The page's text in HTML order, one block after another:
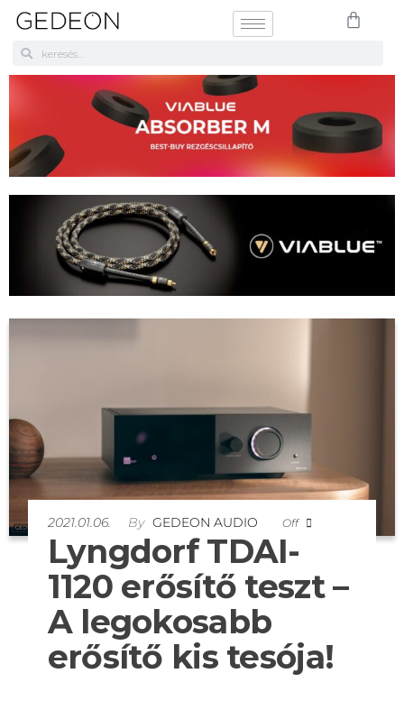
2021.01.06. By GEDEON AUDIO Off
Lyngdorf TDAI-
1120 erősítő teszt –
A legokosabb
erősítő kis tesója!